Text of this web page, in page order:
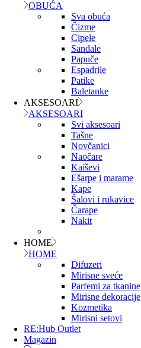
OBUĆA
Sva obuća
Čizme
Cipele
Sandale
Papuče
Espadrile
Patike
Baletanke
AKSESOARI
AKSESOARI
Svi aksesoari
Tašne
Novčanici
Naočare
Kaiševi
Ešarpe i marame
Kape
Šalovi i rukavice
Čarape
Nakit
HOME
HOME
Difuzeri
Mirisne sveće
Parfemi za tkanine
Mirisne dekoracije
Kozmetika
Mirisni setovi
RE:Hub Outlet
Magazin